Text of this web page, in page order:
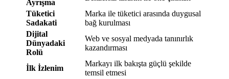
Ayrışma
Tüketici
Sadakati
Marka ile tüketici arasında duygusal
bağ kurulması
Dijital
Dünyadaki
Rolü
Web ve sosyal medyada tanınırlık
kazandırması
İlk İzlenim
Markayı ilk bakışta güçlü şekilde
temsil etmesi